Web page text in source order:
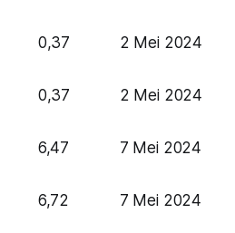
0,37 2 Mei 2024
0,37 2 Mei 2024
6,47 7 Mei 2024
6,72 7 Mei 2024